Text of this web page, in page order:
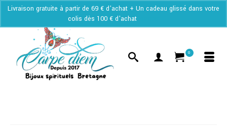
Livraison gratuite à partir de 69 € d'achat + Un cadeau glissé dans votre
colis dès 100 € d'achat
0